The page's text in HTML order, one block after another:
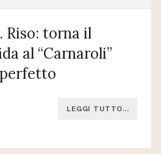
Riso: torna il
al “Carnaroli”
LEGGI TUTTO...